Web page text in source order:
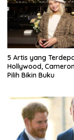
5 Artis yang
Hollywood,
Pilih Bikin Buku